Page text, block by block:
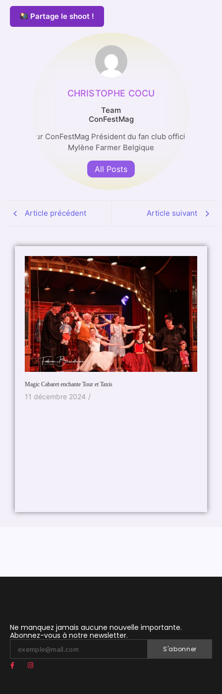
Partage le shoot !
CHRISTOPHE COCU
Team
ConFestMag
Auteur ConFestMag Président du fan club officiel de
Mylène Farmer Belgique
All Posts
Article précédent Article suivant
Magic Cabaret enchante Tour et Taxis
11 décembre 2024 /
Ne manquez jamais aucune nouvelle importante.
Abonnez-vous à notre newsletter.
S'abonner